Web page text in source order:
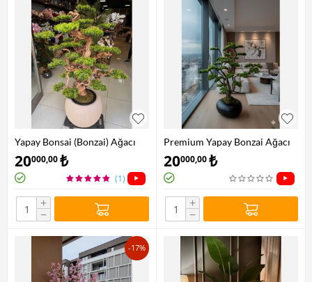
Yapay Bonsai (Bonzai) Ağacı
1.60 Mt
20000,00₺
(1)
+
−
Premium Yapay Bonzai Ağacı
1.60 Mt
20000,00₺
+
−
-17%